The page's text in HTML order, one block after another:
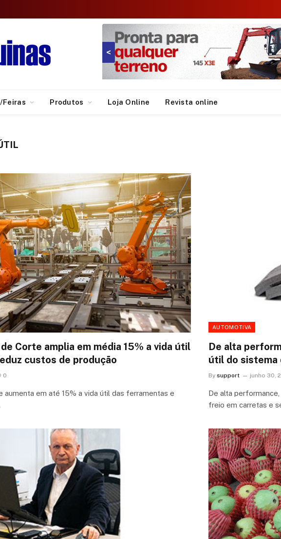
<
Feiras Produtos Loja Online Revista online
Corte amplia em média 15% a vida útil
custos de produção
0
aumenta em até 15% a vida útil das ferramentas e
AUTOMOTIVA
De alta
útil do sistema
By support junho 30,
De alta
freio em carretas e